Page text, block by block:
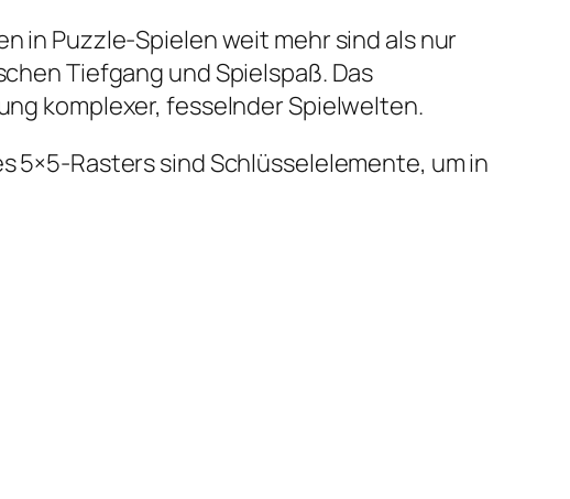
in Puzzle-Spielen weit mehr sind als nur
Tiefgang und Spielspaß. Das
komplexer, fesselnder Spielwelten.
Rasters sind Schlüsselelemente, um in